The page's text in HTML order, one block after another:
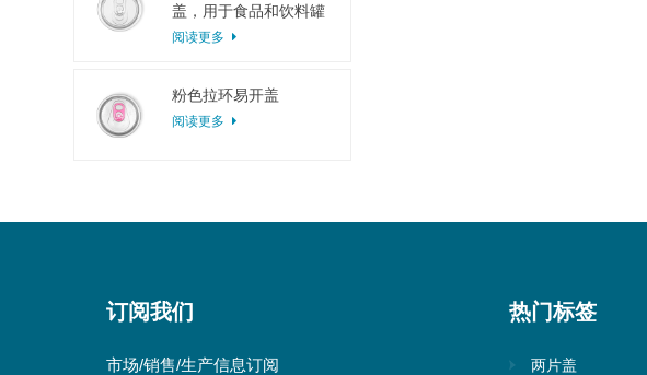
盖，用于食品和饮料罐
头
阅读更多
粉色拉环易开盖
阅读更多
订阅我们
市场/销售/生产信息订阅
热门标签
两片盖